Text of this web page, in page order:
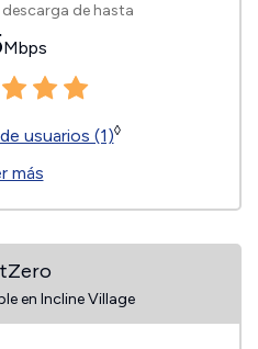
de hasta
Mbps
usuarios (1)◊
más
en Incline Village